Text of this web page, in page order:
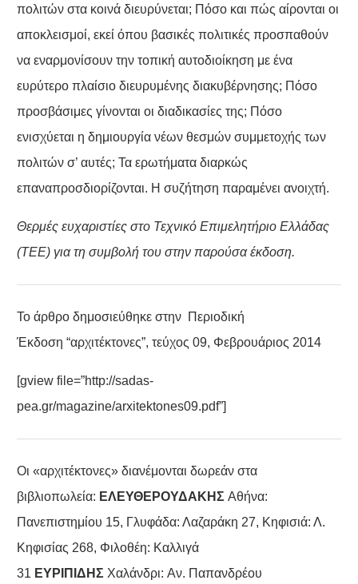
πολιτών στα κοινά διευρύνεται; Πόσο και πώς αίρονται οι
αποκλεισμοί, εκεί όπου βασικές πολιτικές προσπαθούν
να εναρμονίσουν την τοπική αυτοδιοίκηση με ένα
ευρύτερο πλαίσιο διευρυμένης διακυβέρνησης; Πόσο
προσβάσιμες γίνονται οι διαδικασίες της; Πόσο
ενισχύεται η δημιουργία νέων θεσμών συμμετοχής των
πολιτών σ’ αυτές; Τα ερωτήματα διαρκώς
επαναπροσδιορίζονται. Η συζήτηση παραμένει ανοιχτή.
Θερμές ευχαριστίες στο Τεχνικό Επιμελητήριο Ελλάδας
(ΤΕΕ) για τη συμβολή του στην παρούσα έκδοση.
Το άρθρο δημοσιεύθηκε στην Περιοδική
Έκδοση “αρχιτέκτονες”, τεύχος 09, Φεβρουάριος 2014
[gview file=”http://sadas-
pea.gr/magazine/arxitektones09.pdf”]
Oι «αρχιτέκτονες» διανέμονται δωρεάν στα
βιβλιοπωλεία: ΕΛΕΥΘΕΡΟΥΔΑΚΗΣ Αθήνα:
Πανεπιστημίου 15, Γλυφάδα: Λαζαράκη 27, Kηφισιά: Λ.
Κηφισίας 268, Φιλοθέη: Kαλλιγά
31 ΕΥΡΙΠΙΔΗΣ Χαλάνδρι: Aν. Παπανδρέου